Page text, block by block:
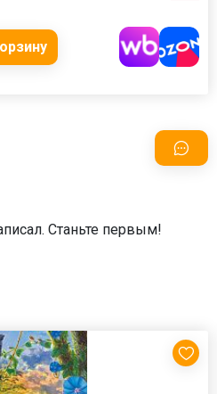
Станьте первым!